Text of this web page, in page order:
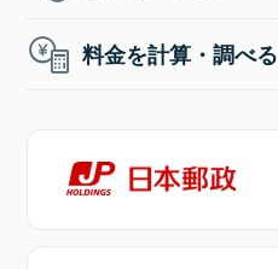
料金を計算・調べる